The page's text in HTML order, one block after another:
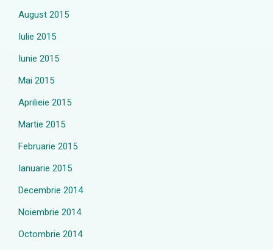
August 2015
Iulie 2015
Iunie 2015
Mai 2015
Aprilieie 2015
Martie 2015
Februarie 2015
Ianuarie 2015
Decembrie 2014
Noiembrie 2014
Octombrie 2014